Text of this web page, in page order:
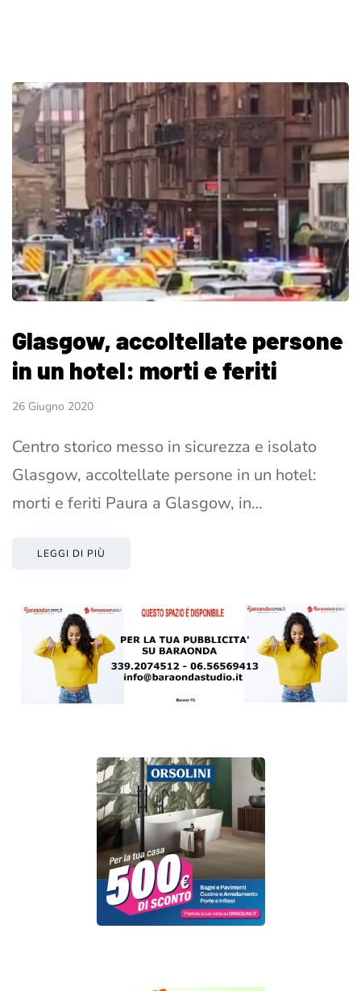
Glasgow, accoltellate persone
in un hotel: morti e feriti
26 Giugno 2020
Centro storico messo in sicurezza e isolato
Glasgow, accoltellate persone in un hotel:
morti e feriti Paura a Glasgow, in…
LEGGI DI PIÙ